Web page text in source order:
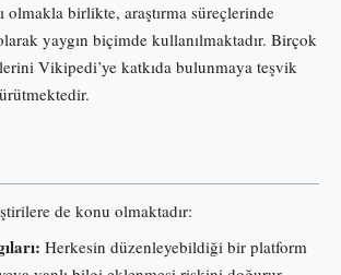
olmakla birlikte, araştırma süreçlerinde
yaygın biçimde kullanılmaktadır. Birçok
Vikipedi’ye katkıda bulunmaya teşvik
de konu olmaktadır:
Herkesin düzenleyebildiği bir platform